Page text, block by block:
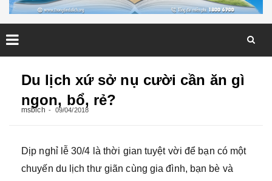
Du lịch xứ sở nụ cười cần ăn gì
ngon, bổ, rẻ?
msbich 09/04/2018
Dịp nghỉ lễ 30/4 là thời gian tuyệt vời để bạn có một
chuyến du lịch thư giãn cùng gia đình, bạn bè và